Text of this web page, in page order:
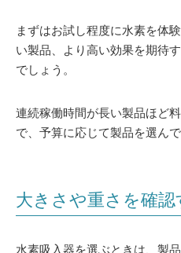
まずはお試し程度に水素を体
い製品、より高い効果を期待
でしょう。
連続稼働時間が長い製品ほど
で、予算に応じて製品を選んで
大きさや重さを確認
水素吸入器を選ぶときは、製